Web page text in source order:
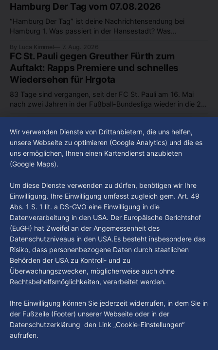
Hamburg Der Tag vom 07.08.2026
“Hamburg Der Tag” ist deine Nachrichtensendung bei
Hamburg 1. Was passiert in der Hansestadt? Was
in unserer Stadt an? Fragen, die von Montag bis Freitag LIVE
um 18 Uhr beantwortet werden - auf YouTube und im TV.
By Luca Kimmel 7. Aug. 2026
FC St. Pauli gegen Greuther Fürth zum
Auftakt: Rapps Premiere und schnelles
Wiedersehen für Hrgota
83 Tage sind vergangen, seit der FC St. Pauli am 16. Mai
nach zwei Jahren in der Fußball-Bundesliga wieder in die 2.
haben den Kiezclub verlassen. Dafür kamen in den letzten
Wochen einige
Im Gespräch mit Christian Pothe - Heute zu
Gast: Götz Tintelnot
By Luca Kimmel 6. Aug. 2026
Nissi's Kunstwelt - Folge 18
By Luca Kimmel 6. Aug. 2026
Wir verwenden Dienste von Drittanbietern, die uns helfen,
unsere Webseite zu optimieren (Google Analytics) und die es
uns ermöglichen, Ihnen einen Kartendienst anzubieten
(Google Maps).
Um diese Dienste verwenden zu dürfen, benötigen wir Ihre
Einwilligung. Ihre Einwilligung umfasst zugleich gem. Art. 49
Abs. 1 S. 1 lit. a DS-GVO eine Einwilligung in die
Datenverarbeitung in den USA. Der Europäische Gerichtshof
(EuGH) hat Zweifel an der Angemessenheit des
Datenschutzniveaus in den USA.Es besteht insbesondere das
Risiko, dass personenbezogene Daten durch staatlichen
Behörden der USA zu Kontroll- und zu
Überwachungszwecken, möglicherweise auch ohne
Rechtsbehelfsmöglichkeiten, verarbeitet werden.
Ihre Einwilligung können Sie jederzeit widerrufen, in dem Sie in
der Fußzeile (Footer) unserer Webseite oder in der
Datenschutzerklärung den Link „Cookie-Einstellungen“
aufrufen.